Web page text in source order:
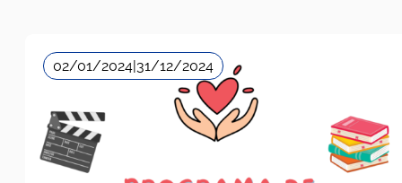
02/01/2024 31/12/2024